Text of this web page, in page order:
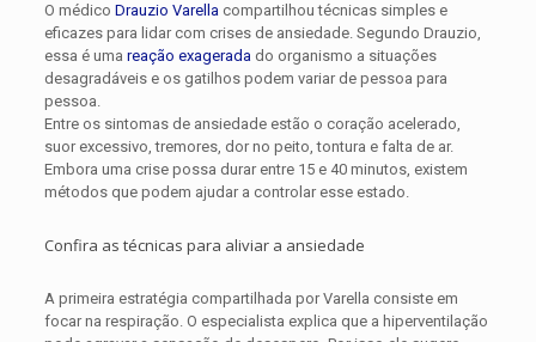
O médico Drauzio Varellacompartilhou técnicas simples e
eficazes para lidar com crises de ansiedade. Segundo Drauzio,
essa é uma reação exageradado organismo a situações
desagradáveis e os gatilhos podem variar de pessoa para
pessoa.
Entre os sintomas de ansiedade estão o coração acelerado,
suor excessivo, tremores, dor no peito, tontura e falta de ar.
Embora uma crise possa durar entre 15 e 40 minutos, existem
métodos que podem ajudar a controlar esse estado.
Confira as técnicas para aliviar a ansiedade
A primeira estratégia compartilhada por Varella consiste em
focar na respiração. O especialista explica que a hiperventilação